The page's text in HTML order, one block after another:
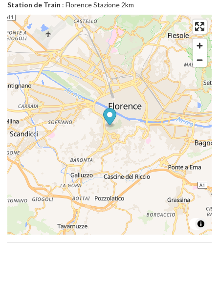
Station de Train : Florence Stazione 2km